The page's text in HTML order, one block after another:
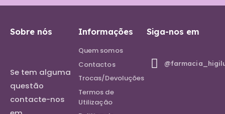
Sobre nós
Se tem alguma
questão
contacte-nos
Informações
Quem somos
Contactos
Trocas/Devoluções
Termos de
Utilização
Siga-nos em